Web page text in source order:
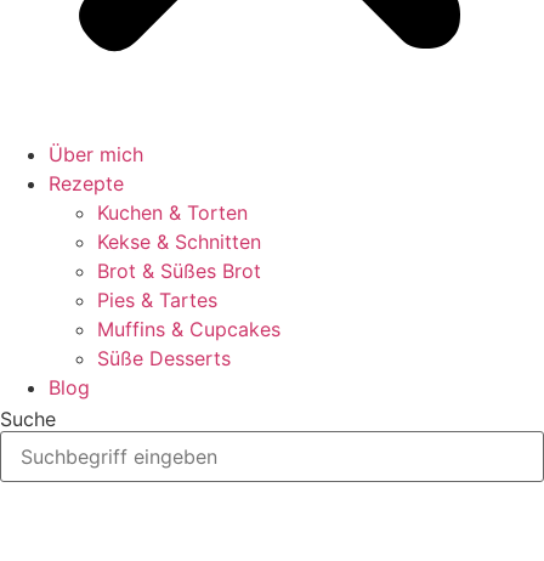
Über mich
Rezepte
Kuchen & Torten
Kekse & Schnitten
Brot & Süßes Brot
Pies & Tartes
Muffins & Cupcakes
Süße Desserts
Blog
Suche